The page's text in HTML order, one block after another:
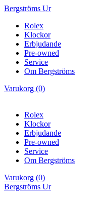
Bergströms Ur
Rolex
Klockor
Erbjudande
Pre-owned
Service
Om Bergströms
Varukorg (0)
Rolex
Klockor
Erbjudande
Pre-owned
Service
Om Bergströms
Varukorg (0)
Bergströms Ur